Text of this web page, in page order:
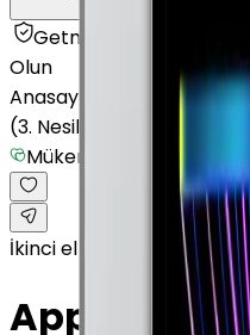
Getmobil Güvencesi
Olun
Anasayfa
Bilgisayar /
(3. Nesil)
Mükemmel
İkinci el
Apple iPad